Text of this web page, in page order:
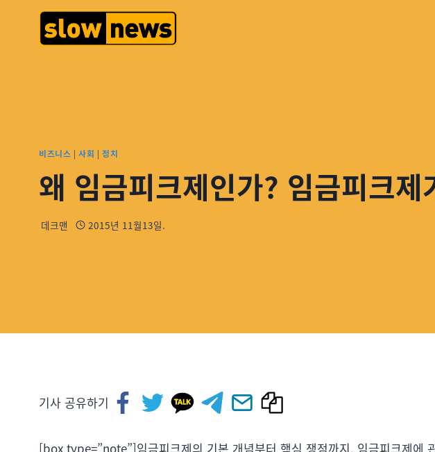
비즈니스 |사회 |정치
왜 임금피크제인가? 임금피크
데크맨 2015년 11월13일.
기사 공유하기
[box type=”note”]임금피크제의 기본 개념부터 핵심 쟁점까지. 임금피크제에